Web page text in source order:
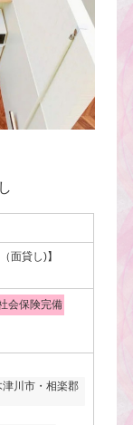
面貸し)】
会保険完備
川市・相楽郡